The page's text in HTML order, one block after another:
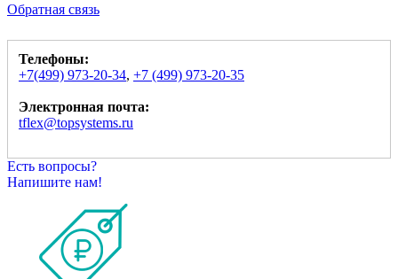
Обратная связь
Телефоны:
+7(499) 973-20-34, +7 (499) 973-20-35
Электронная почта:
tflex@topsystems.ru
Есть вопросы?
Напишите нам!